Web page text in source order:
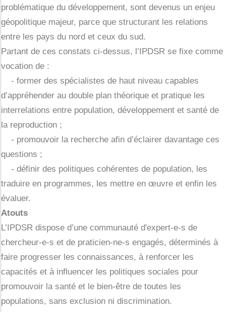
problématique du développement, sont devenus un enjeu
géopolitique majeur, parce que structurant les relations
entre les pays du nord et ceux du sud.
Partant de ces constats ci-dessus, l’IPDSR se fixe comme
vocation de :
- former des spécialistes de haut niveau capables
d’appréhender au double plan théorique et pratique les
interrelations entre population, développement et santé de
la reproduction ;
- promouvoir la recherche afin d’éclairer davantage ces
questions ;
- définir des politiques cohérentes de population, les
traduire en programmes, les mettre en œuvre et enfin les
évaluer.
Atouts
L’IPDSR dispose d’une communauté d'expert-e-s de
chercheur-e-s et de praticien-ne-s engagés, déterminés à
faire progresser les connaissances, à renforcer les
capacités et à influencer les politiques sociales pour
promouvoir la santé et le bien-être de toutes les
populations, sans exclusion ni discrimination.